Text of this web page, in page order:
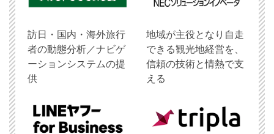
訪日・国内・海外旅行
者の動態分析／ナビゲ
ーションシステムの提
供
地域が主役となり自走
できる観光地経営を、
信頼の技術と情熱で支
える